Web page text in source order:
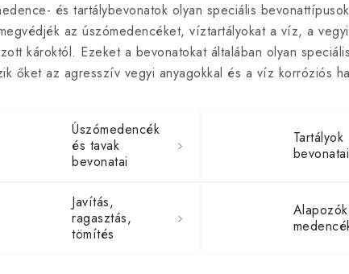
és tartálybevonatok olyan speciális
az úszómedencéket, víztartályokat a víz, a
károktól. Ezeket a bevonatokat általában olyan
őket az agresszív vegyi anyagokkal és a víz korróziós
Úszómedencék
és tavak
bevonatai
Tartályok
bevonatai
Javítás,
ragasztás,
tömítés
Alapozók